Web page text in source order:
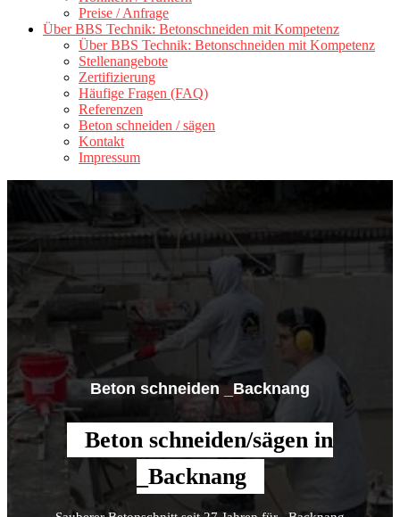
Preise / Anfrage
Über BBS Technik: Betonschneiden mit Kompetenz
Über BBS Technik: Betonschneiden mit Kompetenz
Stellenangebote
Zertifizierung
Häufige Fragen (FAQ)
Referenzen
Beton schneiden / sägen
Kontakt
Impressum
Beton schneiden _Backnang
Beton schneiden/sägen in
_Backnang